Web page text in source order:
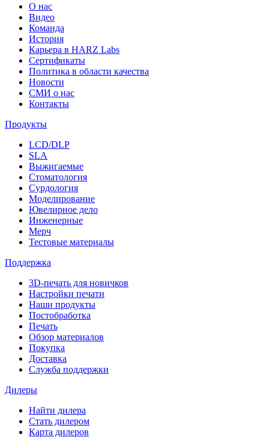
О нас
Видео
Команда
История
Карьера в HARZ Labs
Сертификаты
Политика в области качества
Новости
СМИ о нас
Контакты
Продукты
LCD/DLP
SLA
Выжигаемые
Стоматология
Сурдология
Моделирование
Ювелирное дело
Инженерные
Мерч
Тестовые материалы
Поддержка
3D-печать для новичков
Настройки печати
Наши продукты
Постобработка
Печать
Обзор материалов
Покупка
Доставка
Служба поддержки
Дилеры
Найти дилера
Cтать дилером
Карта дилеров